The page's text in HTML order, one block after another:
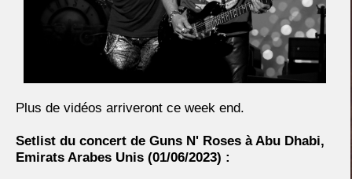
Plus de vidéos arriveront ce week end.
Setlist du concert de Guns N' Roses à Abu Dhabi,
Emirats Arabes Unis (01/06/2023) :